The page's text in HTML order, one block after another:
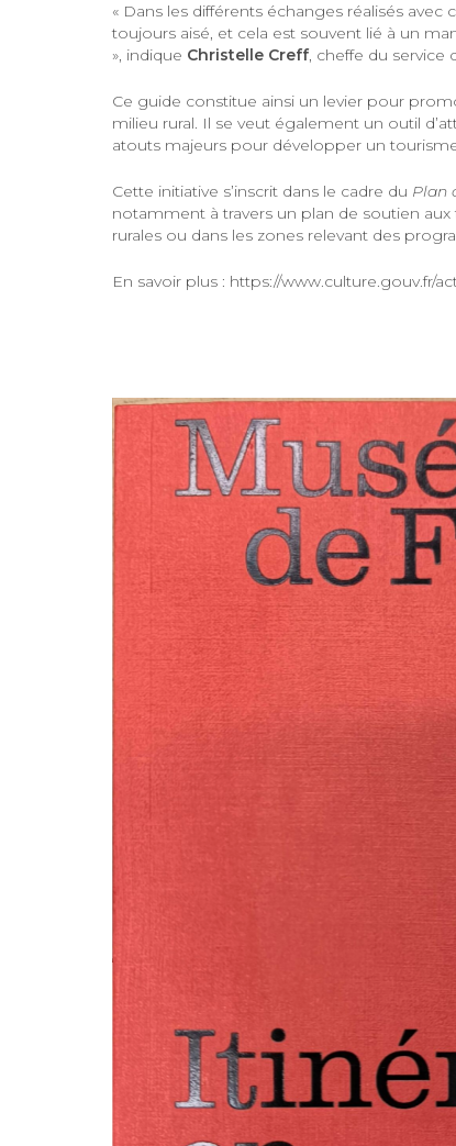
« Dans les différents échanges réalisés
toujours aisé, et cela est souvent lié à un
», indique Christelle Creff, cheffe du service
Ce guide constitue ainsi un levier pour
milieu rural. Il se veut également un outil
atouts majeurs pour développer un
Cette initiative s’inscrit dans le cadre du Plan
notamment à travers un plan de soutien
rurales ou dans les zones relevant des
En savoir plus : https://www.culture.gouv.fr/